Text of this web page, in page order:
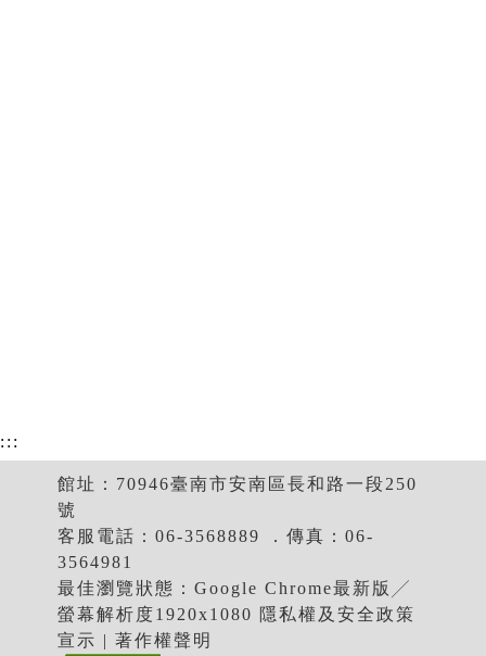
:::
館址：70946臺南市安南區長和路一段250
號
客服電話：06-3568889 ．傳真：06-
3564981
最佳瀏覽狀態：Google Chrome最新版╱
螢幕解析度1920x1080 隱私權及安全政策
宣示 | 著作權聲明